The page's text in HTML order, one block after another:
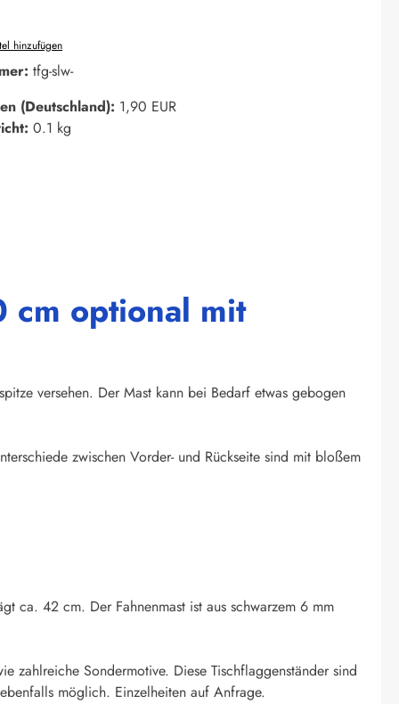
hinzufügen
tfg-slw-
(Deutschland): 1,90 EUR
0.1 kg
cm optional mit
versehen. Der Mast kann bei Bedarf etwas gebogen
zwischen Vorder- und Rückseite sind mit bloßem
ca. 42 cm. Der Fahnenmast ist aus schwarzem 6 mm
zahlreiche Sondermotive. Diese Tischflaggenständer sind
möglich. Einzelheiten auf Anfrage.